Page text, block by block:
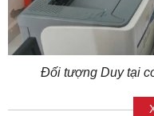
Đối tượng Duy tại